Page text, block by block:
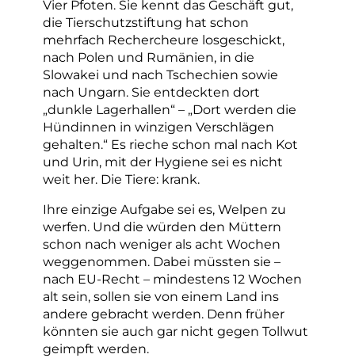
Vier Pfoten. Sie kennt das Geschäft gut,
die Tierschutzstiftung hat schon
mehrfach Rechercheure losgeschickt,
nach Polen und Rumänien, in die
Slowakei und nach Tschechien sowie
nach Ungarn. Sie entdeckten dort
„dunkle Lagerhallen“ – „Dort werden die
Hündinnen in winzigen Verschlägen
gehalten.“ Es rieche schon mal nach Kot
und Urin, mit der Hygiene sei es nicht
weit her. Die Tiere: krank.
Ihre einzige Aufgabe sei es, Welpen zu
werfen. Und die würden den Müttern
schon nach weniger als acht Wochen
weggenommen. Dabei müssten sie –
nach EU-Recht – mindestens 12 Wochen
alt sein, sollen sie von einem Land ins
andere gebracht werden. Denn früher
könnten sie auch gar nicht gegen Tollwut
geimpft werden.